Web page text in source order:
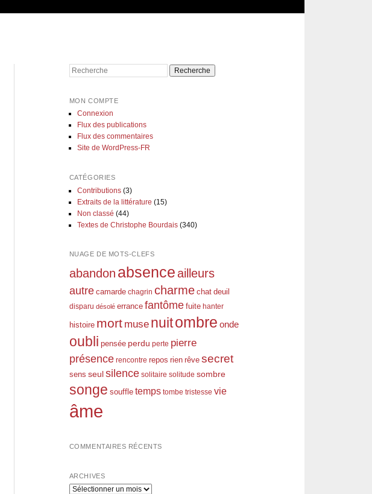
Recherche
MON COMPTE
Connexion
Flux des publications
Flux des commentaires
Site de WordPress-FR
CATÉGORIES
Contributions(3)
Extraits de la littérature (15)
Non classé (44)
Textes de Christophe Bourdais(340)
NUAGE DE MOTS-CLEFS
abandon absenceailleurs
autre camarde chagrin charme chat deuil
disparu désolé errance fantôme fuite hanter
histoire mort muse nuitombre onde
oubli pensée perdu perte pierre
présence rencontre repos rien rêve secret
sens seul silence solitaire solitude sombre
songe souffle temps tombe tristesse vie
âme
COMMENTAIRES RÉCENTS
ARCHIVES
Archives